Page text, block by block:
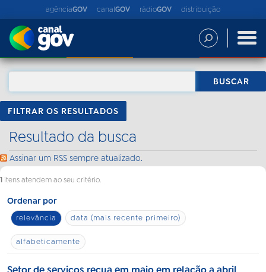
agênciaGOV canalGOV rádioGOV distribuição
FILTRAR OS RESULTADOS
Resultado da busca
Assinar um RSS sempre atualizado.
1 itens atendem ao seu critério.
Ordenar por
relevância data (mais recente primeiro)
alfabeticamente